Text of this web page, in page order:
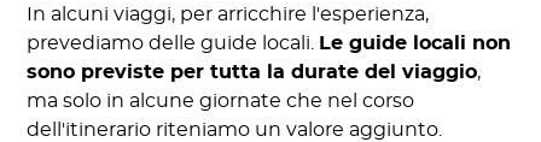
In alcuni viaggi, per arricchire l'esperienza,
prevediamo delle guide locali. Le guide locali non
sono previste per tutta la durate del viaggio,
ma solo in alcune giornate che nel corso
dell'itinerario riteniamo un valore aggiunto.